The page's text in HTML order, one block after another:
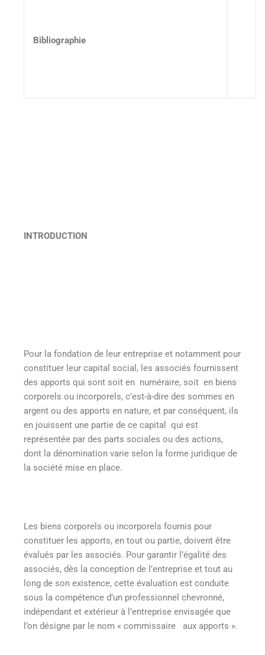
Bibliographie
INTRODUCTION
Pour la fondation de leur entreprise et notamment pour
constituer leur capital social, les associés fournissent
des apports qui sont soit en numéraire, soit en biens
corporels ou incorporels, c’est-à-dire des sommes en
argent ou des apports en nature, et par conséquent, ils
en jouissent une partie de ce capital qui est
représentée par des parts sociales ou des actions,
dont la dénomination varie selon la forme juridique de
la société mise en place.
Les biens corporels ou incorporels fournis pour
constituer les apports, en tout ou partie, doivent être
évalués par les associés. Pour garantir l’égalité des
associés, dès la conception de l’entreprise et tout au
long de son existence, cette évaluation est conduite
sous la compétence d’un professionnel chevronné,
indépendant et extérieur à l’entreprise envisagée que
l’on désigne par le nom « commissaire aux apports ».